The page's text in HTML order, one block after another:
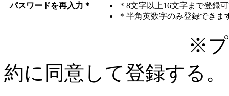
パスワードを再入力 ＊
＊8文字以上16文字まで登録
＊半角英数字のみ登録できま
※プ
約に同意して登録する。